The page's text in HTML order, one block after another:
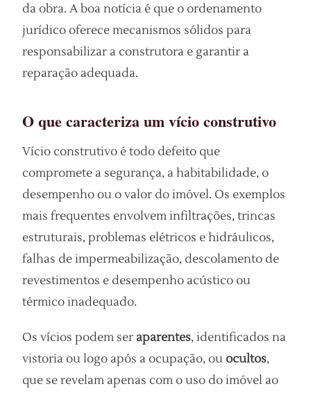
da obra. A boa notícia é que o ordenamento
jurídico oferece mecanismos sólidos para
responsabilizar a construtora e garantir a
reparação adequada.
O que caracteriza um vício construtivo
Vício construtivo é todo defeito que
compromete a segurança, a habitabilidade, o
desempenho ou o valor do imóvel. Os exemplos
mais frequentes envolvem infiltrações, trincas
estruturais, problemas elétricos e hidráulicos,
falhas de impermeabilização, descolamento de
revestimentos e desempenho acústico ou
térmico inadequado.
Os vícios podem ser aparentes, identificados na
vistoria ou logo após a ocupação, ouocultos,
que se revelam apenas com o uso do imóvel ao